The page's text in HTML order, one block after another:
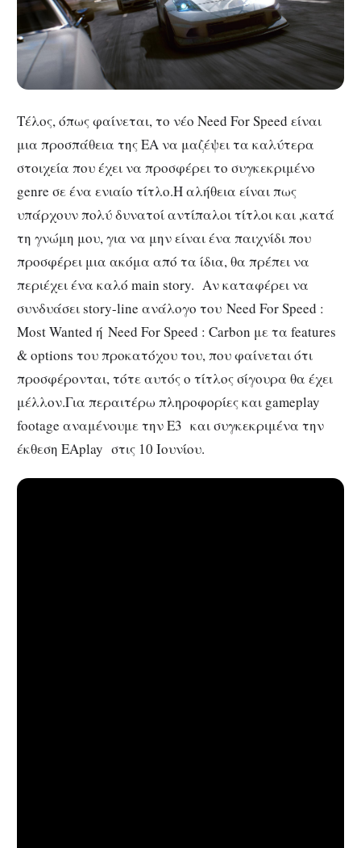
Τέλος, όπως φαίνεται, το νέο Need For Speed είναι
μια προσπάθεια της ΕΑ να μαζέψει τα καλύτερα
στοιχεία που έχει να προσφέρει το συγκεκριμένο
genre σε ένα ενιαίο τίτλο.Η αλήθεια είναι πως
υπάρχουν πολύ δυνατοί αντίπαλοι τίτλοι και ,κατά
τη γνώμη μου, για να μην είναι ένα παιχνίδι που
προσφέρει μια ακόμα από τα ίδια, θα πρέπει να
περιέχει ένα καλό main story. Αν καταφέρει να
συνδυάσει story-line ανάλογο του Need For Speed :
Most Wanted ή Need For Speed : Carbon με τα features
& options του προκατόχου του, που φαίνεται ότι
προσφέρονται, τότε αυτός ο τίτλος σίγουρα θα έχει
μέλλον.Για περαιτέρω πληροφορίες και gameplay
footage αναμένουμε την E3 και συγκεκριμένα την
έκθεση EAplay στις 10 Ιουνίου.